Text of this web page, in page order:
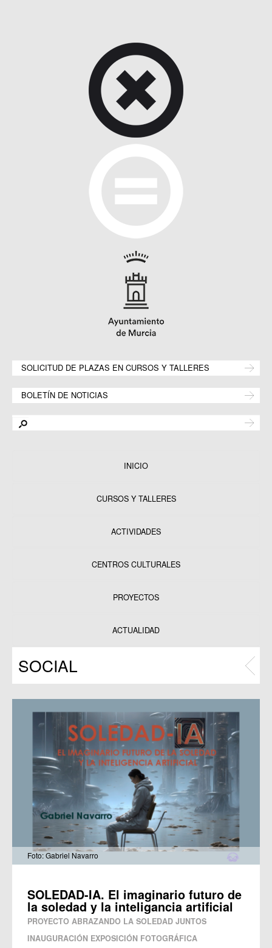
SOLICITUD DE PLAZAS EN CURSOS Y TALLERES
BOLETÍN DE NOTICIAS
INICIO
CURSOS Y TALLERES
ACTIVIDADES
CENTROS CULTURALES
PROYECTOS
Programas
ACTUALIDAD
SOCIAL
Foto: Gabriel Navarro
SOLEDAD-IA. El imaginario futuro de
la soledad y la inteligancia artificial
PROYECTO ABRAZANDO LA SOLEDAD JUNTOS
INAUGURACIÓN EXPOSICIÓN FOTOGRÁFICA